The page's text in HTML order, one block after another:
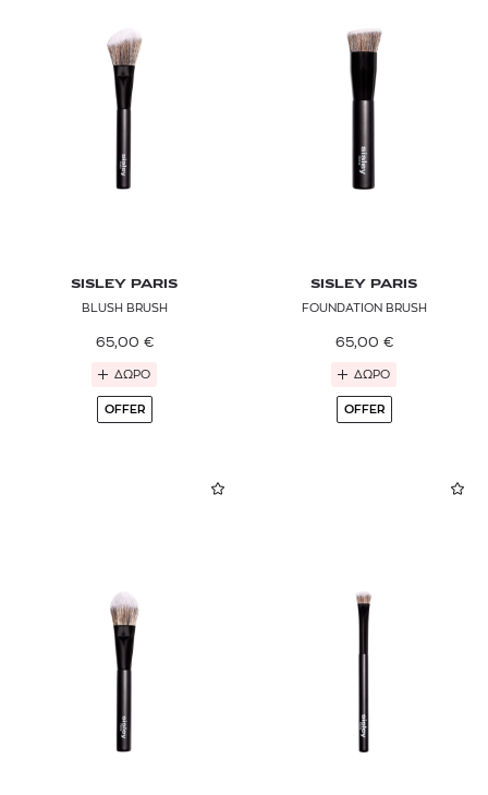
SISLEY PARIS
BLUSH BRUSH
65,00 €
ΔΩΡΟ
OFFER
SISLEY PARIS
FOUNDATION BRUSH
65,00 €
ΔΩΡΟ
OFFER